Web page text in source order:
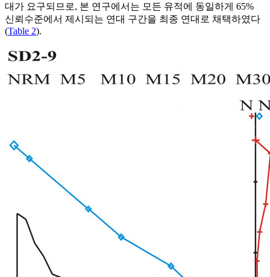
대가 요구되므로, 본 연구에서는 모든 유적에 동일하게 65%
신뢰수준에서 제시되는 연대 구간을 최종 연대로 채택하였다
(Table 2).